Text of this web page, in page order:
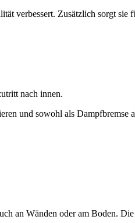
verbessert. Zusätzlich sorgt sie
nach innen.
und sowohl als Dampfbremse
an Wänden oder am Boden.